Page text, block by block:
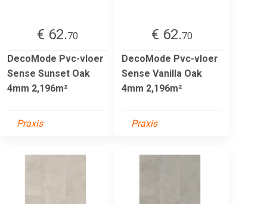
€ 62.70
DecoMode Pvc-vloer
Sense Sunset Oak
4mm 2,196m²
Praxis
€ 62.70
DecoMode Pvc-vloer
Sense Vanilla Oak
4mm 2,196m²
Praxis